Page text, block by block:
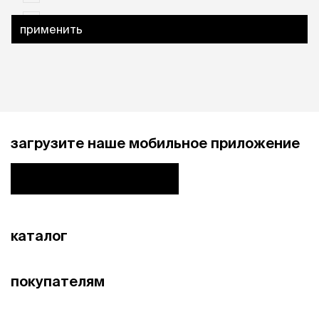
применить
загрузите наше мобильное приложение
каталог
покупателям